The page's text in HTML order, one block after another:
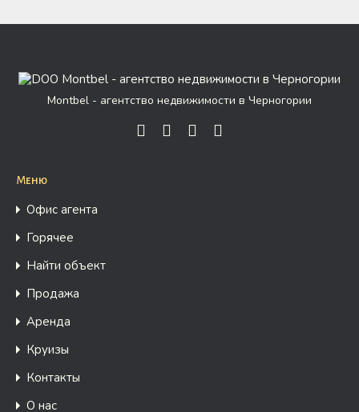
Montbel - агентство недвижимости в Черногории
Меню
Офис агента
Горячее
Найти объект
Продажа
Аренда
Круизы
Контакты
О нас